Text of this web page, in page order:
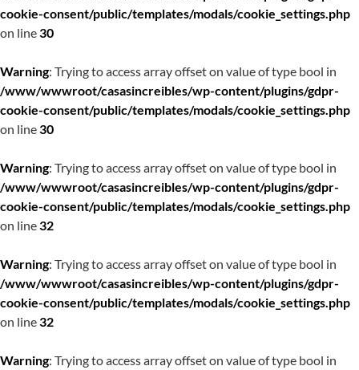
cookie-consent/public/templates/modals/cookie_settings.php
on line30
Warning: Trying to access array offset on value of type bool in
/www/wwwroot/casasincreibles/wp-content/plugins/gdpr-
cookie-consent/public/templates/modals/cookie_settings.php
on line30
Warning: Trying to access array offset on value of type bool in
/www/wwwroot/casasincreibles/wp-content/plugins/gdpr-
cookie-consent/public/templates/modals/cookie_settings.php
on line32
Warning: Trying to access array offset on value of type bool in
/www/wwwroot/casasincreibles/wp-content/plugins/gdpr-
cookie-consent/public/templates/modals/cookie_settings.php
on line32
Warning: Trying to access array offset on value of type bool in